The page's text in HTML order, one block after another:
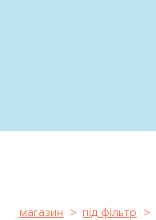
магазин під фільтр